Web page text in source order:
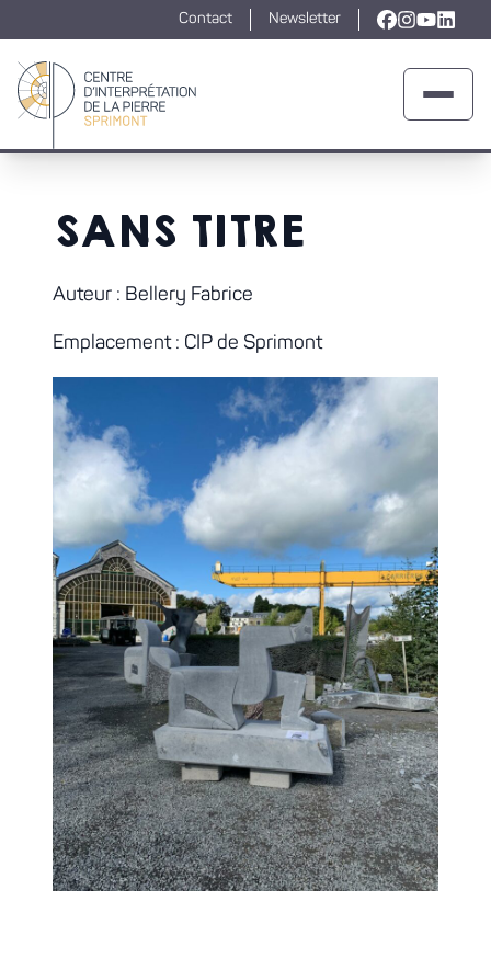
Contact Newsletter
Lien vers la
Lien vers
LienLien
SANS TITRE
Auteur : Bellery Fabrice
Emplacement : CIP de Sprimont